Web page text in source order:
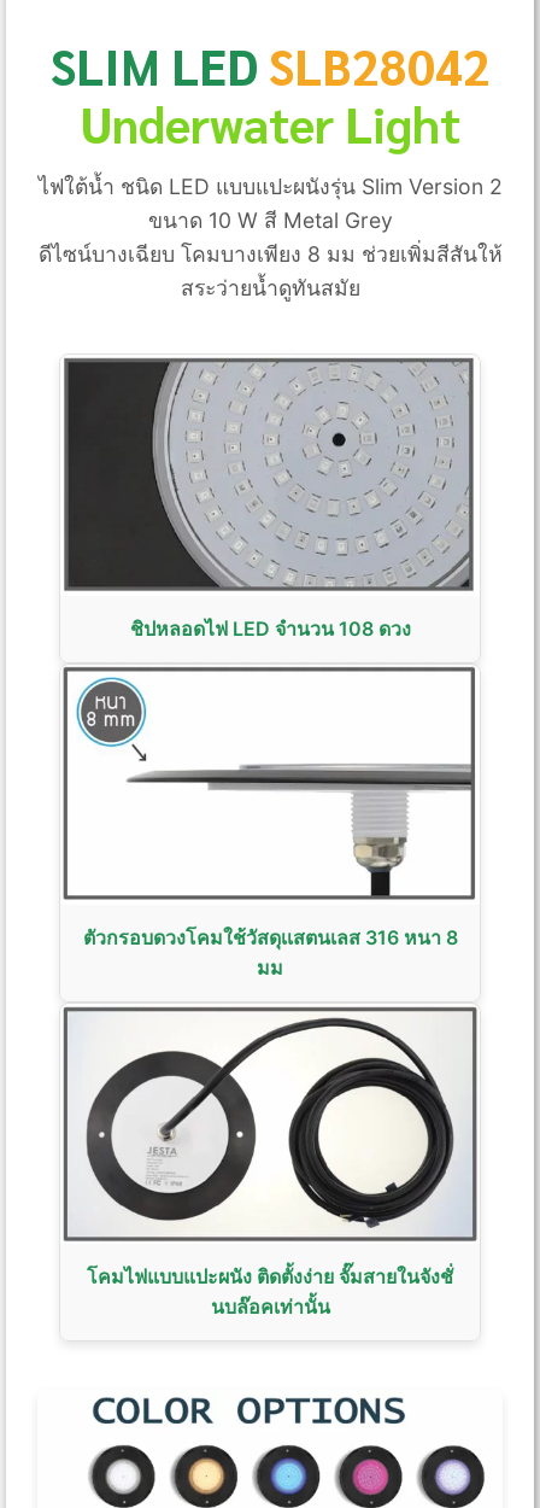
SLIM LED SLB28042
Underwater Light
ไฟใต้น้ำ ชนิด LED แบบแปะผนังรุ่น Slim Version 2
ขนาด 10 W สี Metal Grey
ดีไซน์บางเฉียบ โคมบางเพียง 8 มม ช่วยเพิ่มสีสันให้
สระว่ายน้ำดูทันสมัย
ชิปหลอดไฟ LED จำนวน 108 ดวง
ตัวกรอบดวงโคมใช้วัสดุเเสตนเลส 316 หนา 8
มม
โคมไฟแบบแปะผนัง ติดตั้งง่าย จั๊มสายในจังชั่
นบล๊อคเท่านั้น